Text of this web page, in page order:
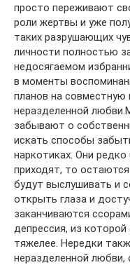
просто переживают
роли жертвы и уже
таких разрушающих
личности полностью
недосягаемом
в моменты
планов на
неразделенной
забывают о
искать способы
наркотиках. Они
приходят, то
будут выслушивать и
открыть глаза и
заканчиваются
депрессия, из
тяжелее. Нередки
неразделенной